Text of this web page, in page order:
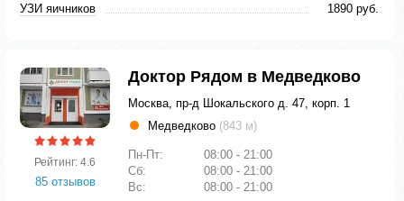
УЗИ яичников 1890 руб.
Рейтинг: 4.6
85 отзывов
Доктор Рядом в Медведково
Москва, пр-д Шокальского д. 47, корп. 1
Медведково (843 м)
Пн-Пт:
08:00 - 21:00
Сб:
08:00 - 21:00
Вс:
08:00 - 21:00